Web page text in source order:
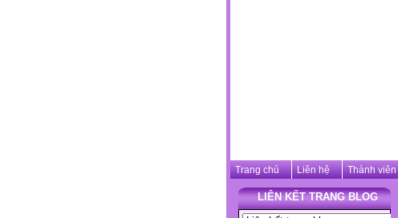
Trang chủ Liên hệ Thành viên
LIÊN KẾT TRANG BLOG